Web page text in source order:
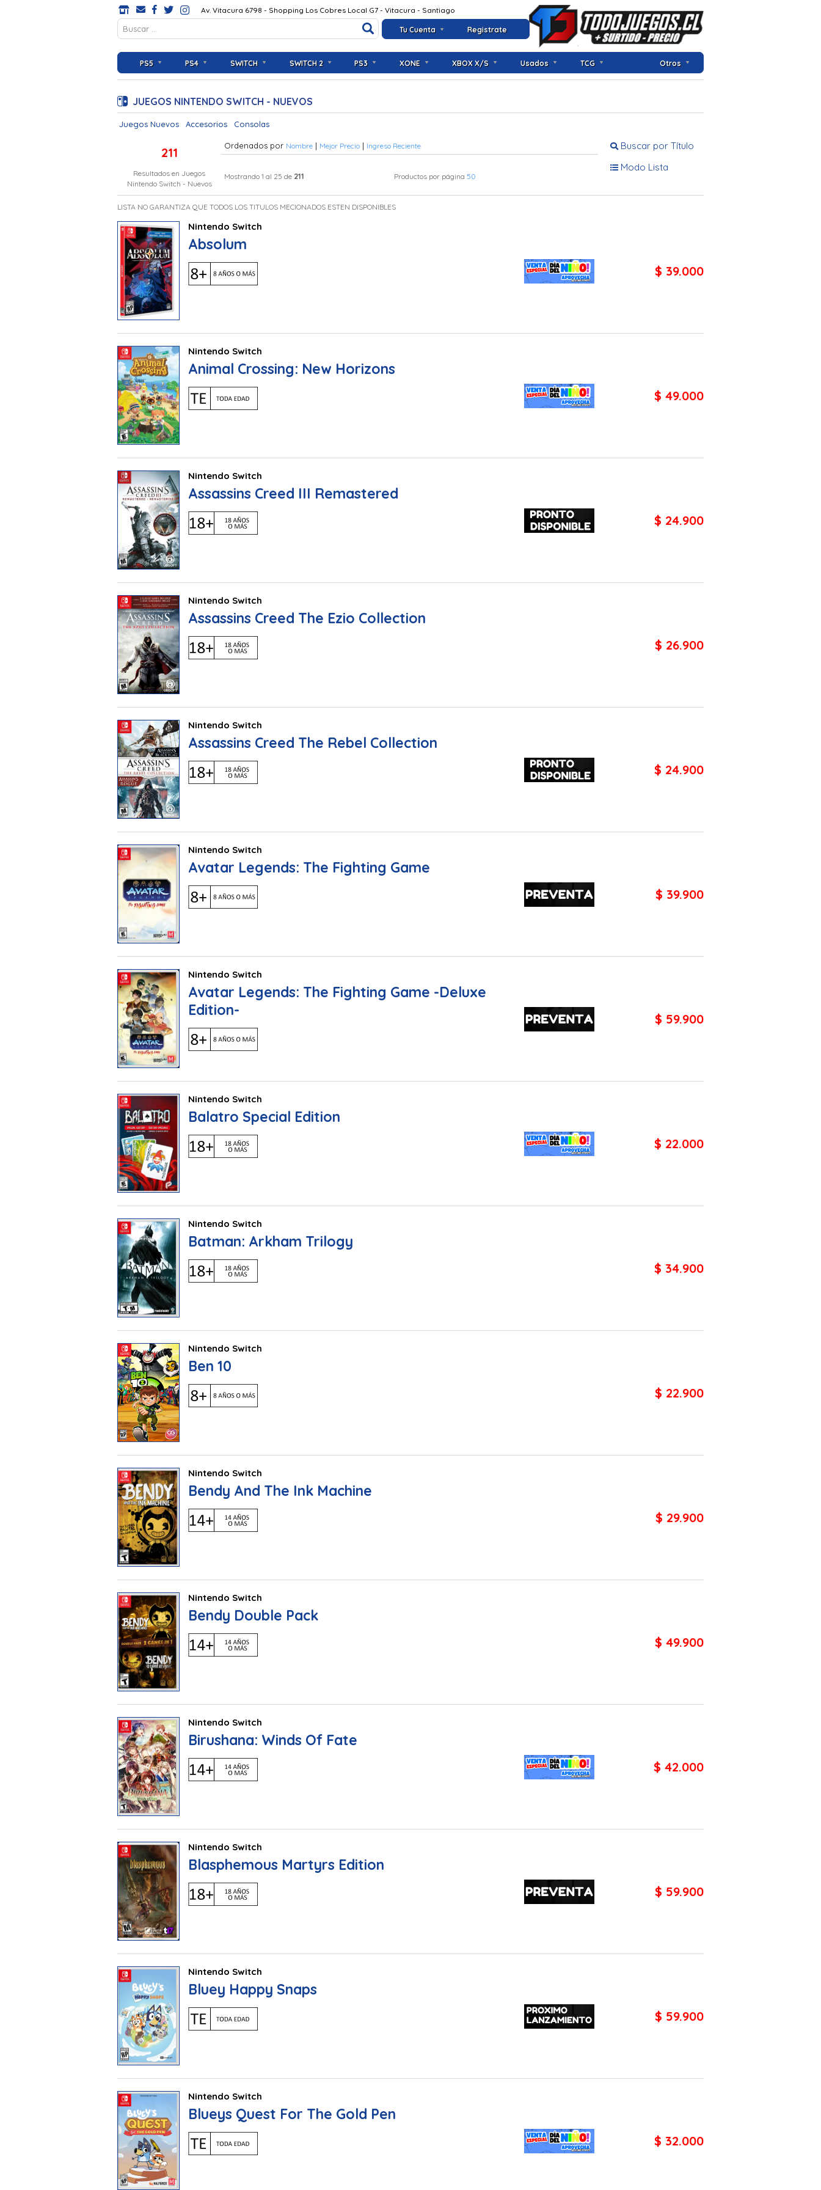
Tu Cuenta Registrate
Av. Vitacura 6798 - Shopping Los Cobres Local G7 - Vitacura - Santiago
PS5 PS4 SWITCH SWITCH 2 PS3 XONE XBOX X/S Usados TCG Otros
JUEGOS NINTENDO SWITCH - NUEVOS
Juegos Nuevos Accesorios Consolas
Buscar por Título
Modo Lista
211
Resultados en Juegos
Nintendo Switch - Nuevos
Ordenados por Nombre | Mejor Precio | Ingreso Reciente
Mostrando 1 al 25 de 211 Productos por página 50
LISTA NO GARANTIZA QUE TODOS LOS TITULOS MECIONADOS ESTEN DISPONIBLES
Nintendo Switch
Absolum
$ 39.000
Nintendo Switch
Animal Crossing: New Horizons
$ 49.000
Nintendo Switch
Assassins Creed III Remastered
$ 24.900
Nintendo Switch
Assassins Creed The Ezio Collection
$ 26.900
Nintendo Switch
Assassins Creed The Rebel Collection
$ 24.900
Nintendo Switch
Avatar Legends: The Fighting Game
$ 39.900
Nintendo Switch
Avatar Legends: The Fighting Game -Deluxe
Edition-
$ 59.900
Nintendo Switch
Balatro Special Edition
$ 22.000
Nintendo Switch
Batman: Arkham Trilogy
$ 34.900
Nintendo Switch
Ben 10
$ 22.900
Nintendo Switch
Bendy And The Ink Machine
$ 29.900
Nintendo Switch
Bendy Double Pack
$ 49.900
Nintendo Switch
Birushana: Winds Of Fate
$ 42.000
Nintendo Switch
Blasphemous Martyrs Edition
$ 59.900
Nintendo Switch
Bluey Happy Snaps
$ 59.900
Nintendo Switch
Blueys Quest For The Gold Pen
$ 32.000